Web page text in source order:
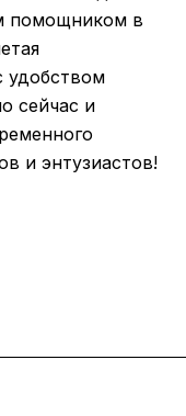
помощником в
удобством
сейчас и
и энтузиастов!